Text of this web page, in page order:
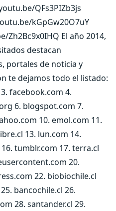
QFs3PIZb3js
kGpGw20O7uY
El año 2014,
destacan
portales de noticia y
te dejamos todo el listado:
facebook.com 4.
6. blogspot.com 7.
10. emol.com 11.
13. lun.com 14.
tumblr.com 17. terra.cl
20.
22. biobiochile.cl
bancochile.cl 26.
28. santander.cl 29.